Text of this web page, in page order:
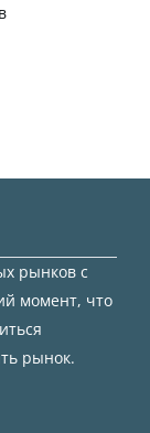
рынков с
момент, что
рынок.